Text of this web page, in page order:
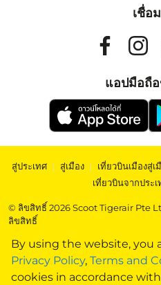
By using the website, you
Privacy Policy, Terms and
cookies in accordance
เชื่อ
แอปมือถื
สู่ประเทศ | สู่เมือง | เที่ยวบินเมืองสู่เ
เที่ยวบินจากประเ
© ลิขสิทธิ์ 2026 Scoot Tigerair Pte
ลิขสิทธิ์